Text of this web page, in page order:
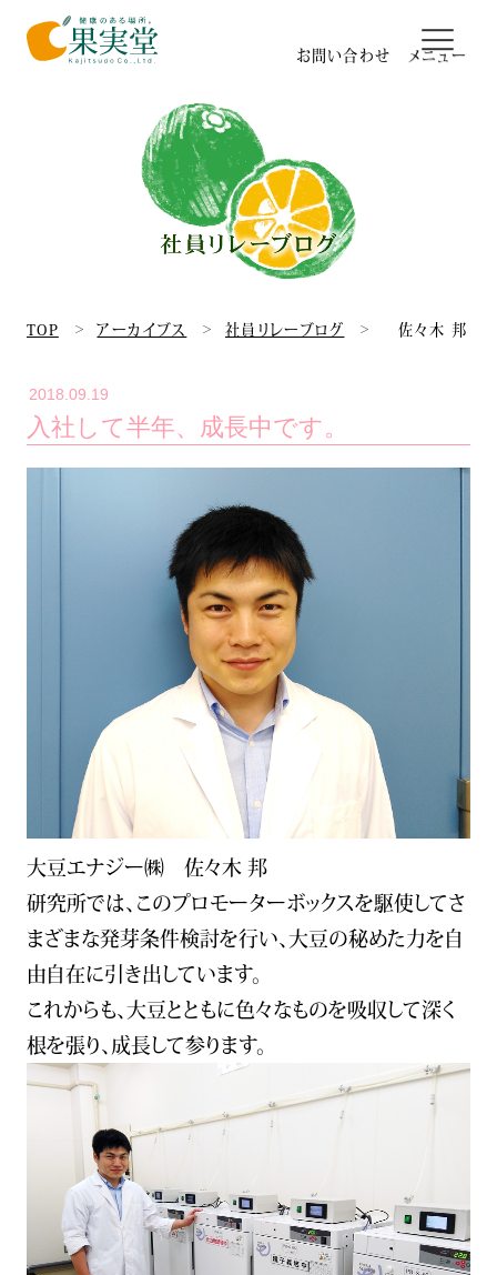
お問い合わせ
日本最大のベビーリーフ農場
果実堂のパッキング工場
研究所&品質管理
アーカイブス
TOP アーカイブス 社員リレーブログ 佐々木 邦
2018.09.19
入社して半年、成長中です。
大豆エナジー㈱ 佐々木 邦
研究所では、このプロモーターボックスを駆使してさ
まざまな発芽条件検討を行い、大豆の秘めた力を自
由自在に引き出しています。
これからも、大豆とともに色々なものを吸収して深く
根を張り、成長して参ります。